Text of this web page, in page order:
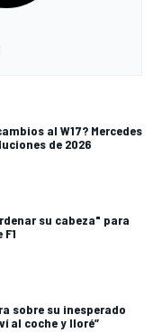
al W17? Mercedes
de 2026
su cabeza" para
sobre su inesperado
al coche y lloré”